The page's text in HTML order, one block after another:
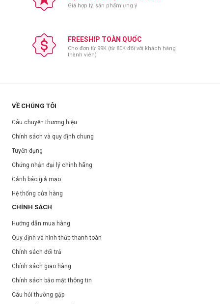
Giá hợp lý, sản phẩm ưng ý
FREESHIP TOÀN QUỐC
Cho đơn từ 99K (từ 80K đối với khách hàng
thành viên)
VỀ CHÚNG TÔI
Câu chuyện thương hiệu
Chính sách và quy định chung
Tuyển dụng
Chứng nhận đại lý chính hãng
Cảnh báo giả mạo
Hệ thống cửa hàng
CHÍNH SÁCH
Hướng dẫn mua hàng
Quy định và hình thức thanh toán
Chính sách đổi trả
Chính sách giao hàng
Chính sách bảo mật thông tin
Câu hỏi thường gặp